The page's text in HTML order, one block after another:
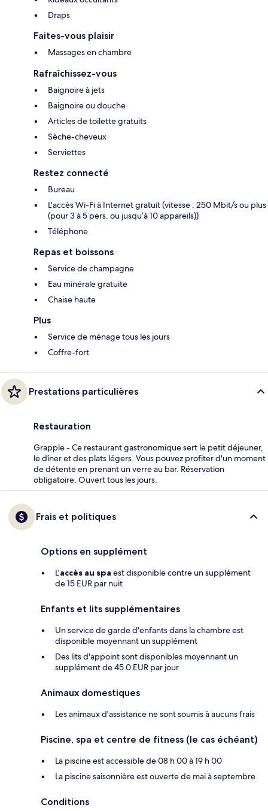
Draps
Faites-vous plaisir
Massages en chambre
Rafraîchissez-vous
Baignoire à jets
Baignoire ou douche
Articles de toilette gratuits
Sèche-cheveux
Serviettes
Restez connecté
Bureau
L'accès Wi-Fi à Internet gratuit (vitesse : 250 Mbit/s ou plus
(pour 3 à 5 pers. ou jusqu’à 10 appareils))
Téléphone
Repas et boissons
Service de champagne
Eau minérale gratuite
Chaise haute
Plus
Service de ménage tous les jours
Coffre-fort
Prestations particulières
Restauration
Grapple - Ce restaurant gastronomique sert le petit déjeuner,
le dîner et des plats légers. Vous pouvez profiter d'un moment
de détente en prenant un verre au bar. Réservation
obligatoire. Ouvert tous les jours.
Frais et politiques
Options en supplément
L'accès au spa est disponible contre un supplément
de 15 EUR par nuit
Enfants et lits supplémentaires
Un service de garde d'enfants dans la chambre est
disponible moyennant un supplément
Des lits d'appoint sont disponibles moyennant un
supplément de 45.0 EUR par jour
Animaux domestiques
Les animaux d'assistance ne sont soumis à aucuns frais
Piscine, spa et centre de fitness (le cas échéant)
La piscine est accessible de 08 h 00 à 19 h 00
La piscine saisonnière est ouverte de mai à septembre
Conditions